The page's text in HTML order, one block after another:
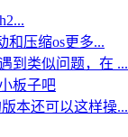
和压缩os更多...
到类似问题，在 ...
板子吧
本还可以这样操...